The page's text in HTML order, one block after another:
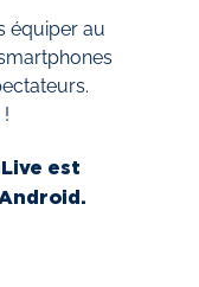
équiper au
est